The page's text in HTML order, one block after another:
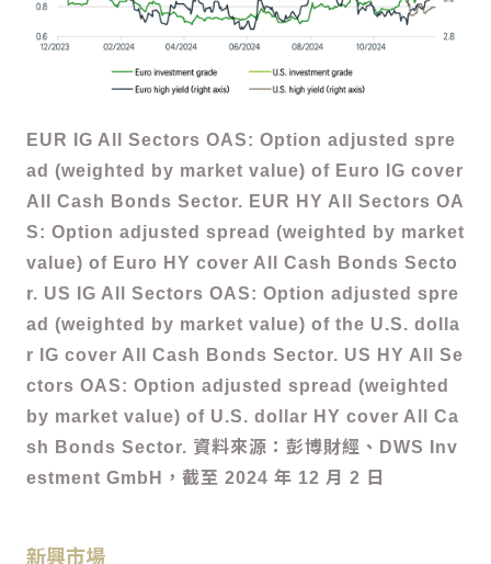
EUR IG All Sectors OAS: Option adjusted spre
ad (weighted by market value) of Euro IG cover
All Cash Bonds Sector. EUR HY All Sectors OA
S: Option adjusted spread (weighted by market
value) of Euro HY cover All Cash Bonds Secto
r. US IG All Sectors OAS: Option adjusted spre
ad (weighted by market value) of the U.S. dolla
r IG cover All Cash Bonds Sector. US HY All Se
ctors OAS: Option adjusted spread (weighted
by market value) of U.S. dollar HY cover All Ca
sh Bonds Sector. 資料來源：彭博財經、DWS Inv
estment GmbH，截至 2024 年 12 月 2 日
新興市場